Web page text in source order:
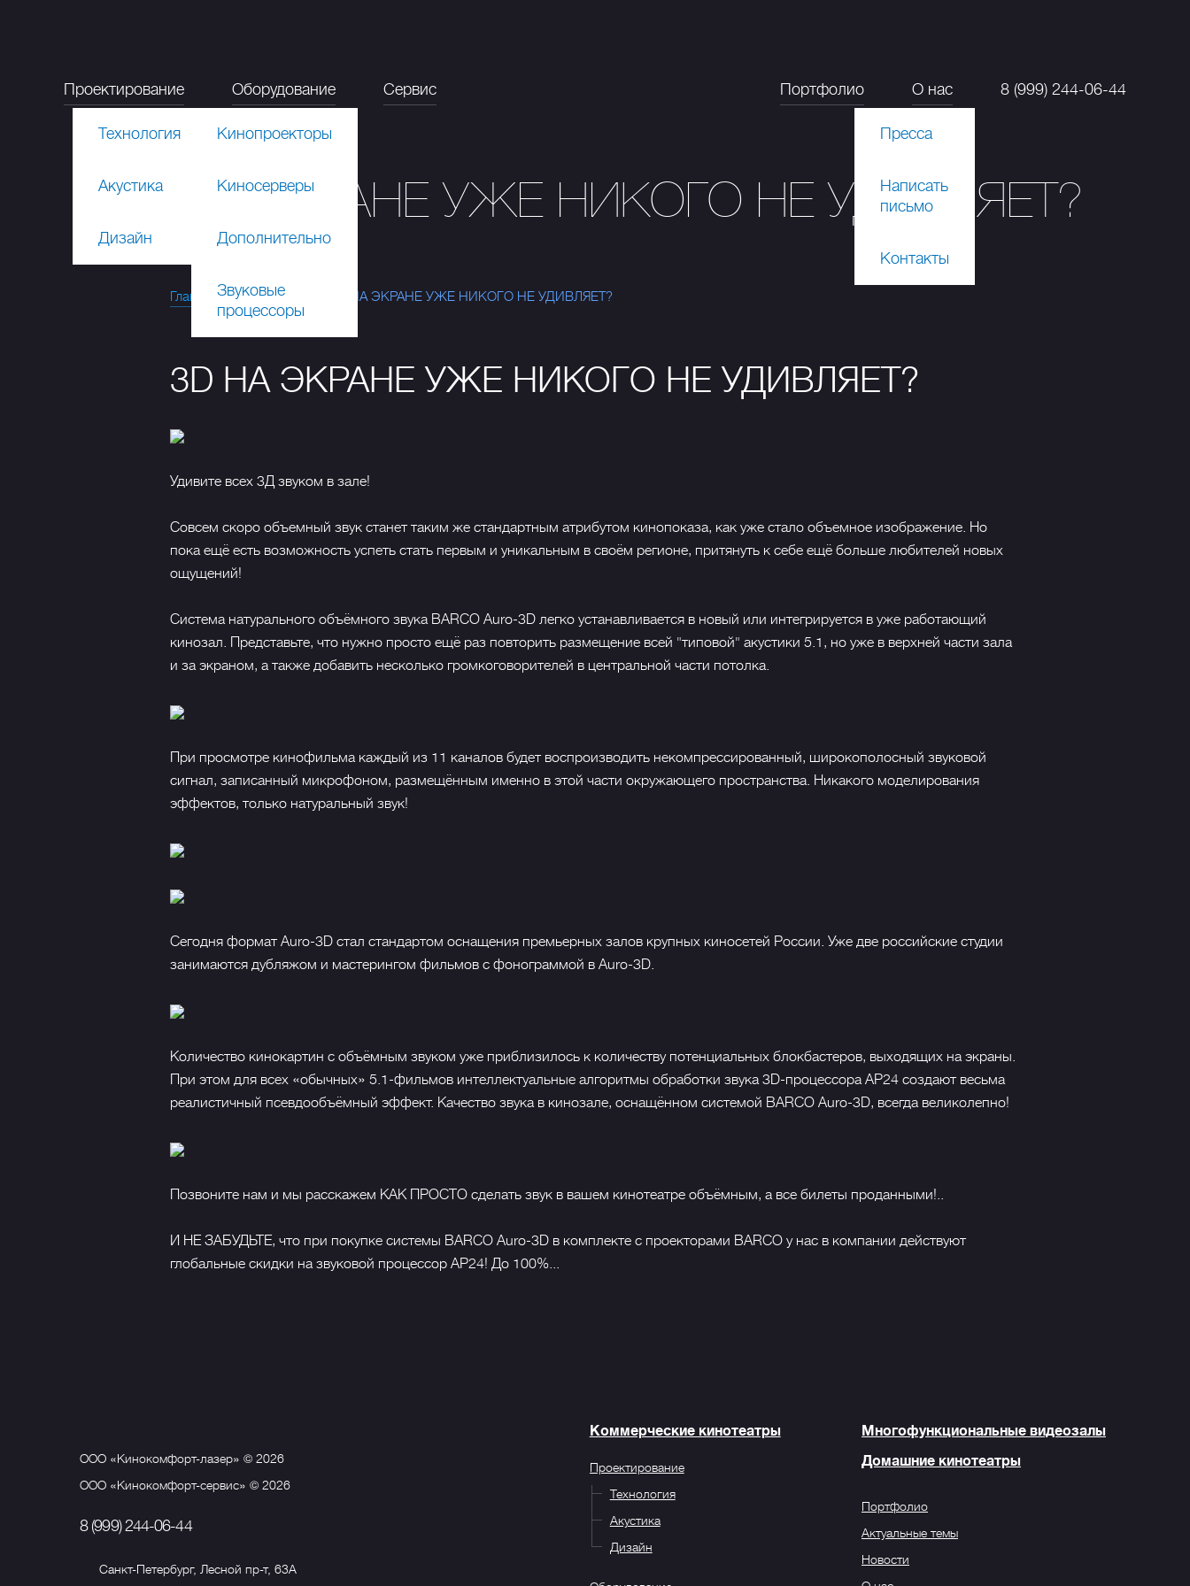
Проектирование
Технология
Акустика
Дизайн
Оборудование
Кинопроекторы
Киносерверы
Дополнительно
Звуковые
процессоры
Сервис Портфолио О нас
Пресса
Написать
письмо
Контакты
8 (999) 244-06-44
3D НА ЭКРАНЕ УЖЕ НИКОГО НЕ УДИВЛЯЕТ?
Главная Новинки 3D НА ЭКРАНЕ УЖЕ НИКОГО НЕ УДИВЛЯЕТ?
3D НА ЭКРАНЕ УЖЕ НИКОГО НЕ УДИВЛЯЕТ?
Удивите всех 3Д звуком в зале!
Совсем скоро объемный звук станет таким же стандартным атрибутом кинопоказа, как уже стало объемное изображение. Но
пока ещё есть возможность успеть стать первым и уникальным в своём регионе, притянуть к себе ещё больше любителей новых
ощущений!
Система натурального объёмного звука BARCO Auro-3D легко устанавливается в новый или интегрируется в уже работающий
кинозал. Представьте, что нужно просто ещё раз повторить размещение всей "типовой" акустики 5.1, но уже в верхней части зала
и за экраном, а также добавить несколько громкоговорителей в центральной части потолка.
При просмотре кинофильма каждый из 11 каналов будет воспроизводить некомпрессированный, широкополосный звуковой
сигнал, записанный микрофоном, размещённым именно в этой части окружающего пространства. Никакого моделирования
эффектов, только натуральный звук!
Сегодня формат Auro-3D стал стандартом оснащения премьерных залов крупных киносетей России. Уже две российские студии
занимаются дубляжом и мастерингом фильмов с фонограммой в Auro-3D.
Количество кинокартин с объёмным звуком уже приблизилось к количеству потенциальных блокбастеров, выходящих на экраны.
При этом для всех «обычных» 5.1-фильмов интеллектуальные алгоритмы обработки звука 3D-процессора АР24 создают весьма
реалистичный псевдообъёмный эффект. Качество звука в кинозале, оснащённом системой BARCO Auro-3D, всегда великолепно!
Позвоните нам и мы расскажем КАК ПРОСТО сделать звук в вашем кинотеатре объёмным, а все билеты проданными!..
И НЕ ЗАБУДЬТЕ, что при покупке системы BARCO Auro-3D в комплекте с проекторами BARCO у нас в компании действуют
глобальные скидки на звуковой процессор АР24! До 100%...
ООО «Кинокомфорт-лазер» © 2026
ООО «Кинокомфорт-сервис» © 2026
8 (999) 244-06-44
Санкт-Петербург, Лесной пр-т, 63А
Коммерческие кинотеатры
Проектирование
Технология
Акустика
Дизайн
Многофункциональные видеозалы
Домашние кинотеатры
Портфолио
Актуальные темы
Новости